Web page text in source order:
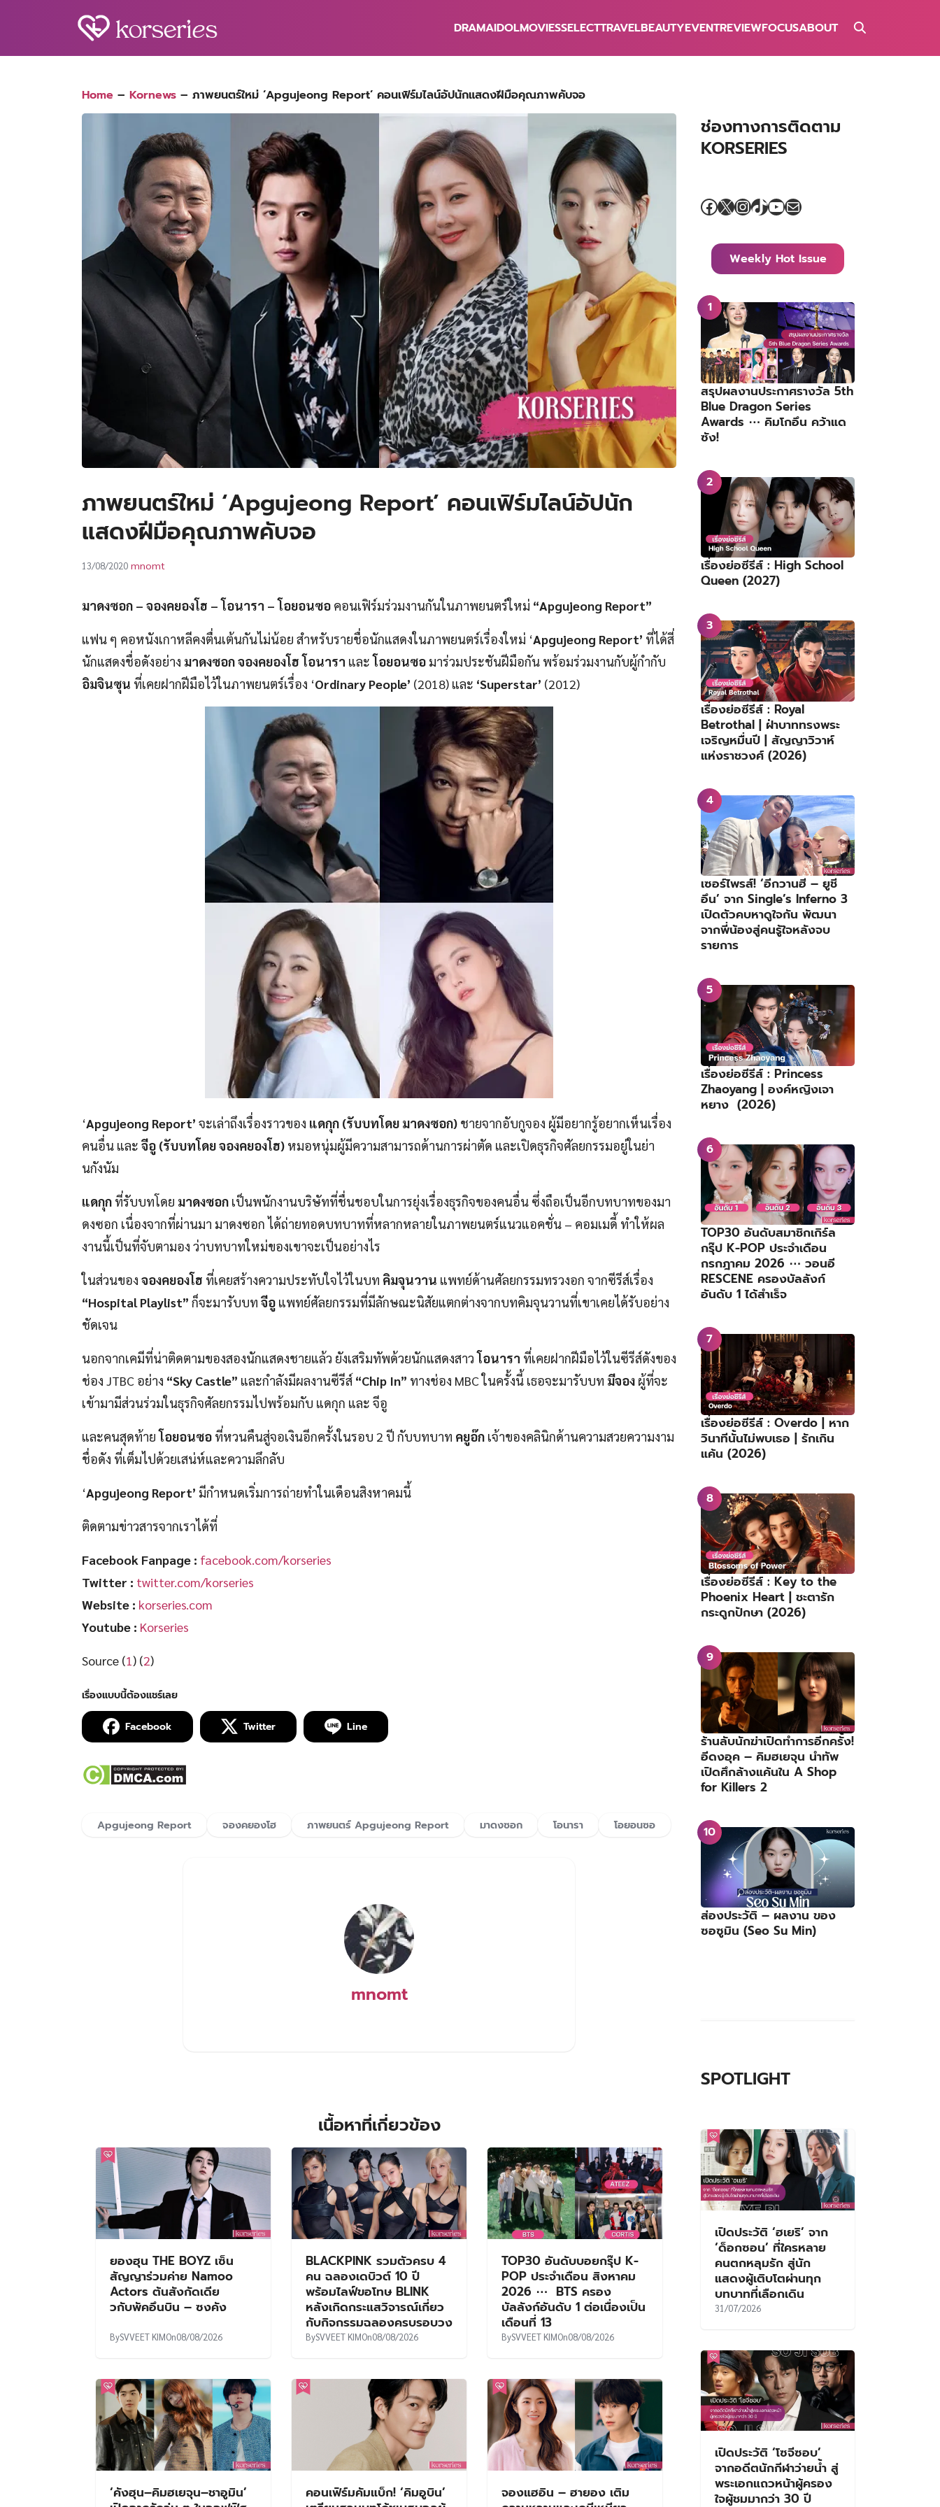
DRAMAIDOLMOVIESSELECTTRAVELBEAUTYEVENTREVIEWFOCUSABOUT
Home – Kornews – ภาพยนตร์ใหม่ ‘Apgujeong Report’ คอนเฟิร์มไลน์อัปนักแสดงฝีมือคุณภาพคับจอ
ภาพยนตร์ใหม่ ‘Apgujeong Report’ คอนเฟิร์มไลน์อัปนัก
แสดงฝีมือคุณภาพคับจอ
13/08/2020 mnomt
มาดงซอก – จองคยองโฮ – โอนารา – โอยอนซอ คอนเฟิร์มร่วมงานกันในภาพยนตร์ใหม่ “Apgujeong Report”
แฟน ๆ คอหนังเกาหลีคงตื่นเต้นกันไม่น้อย สำหรับรายชื่อนักแสดงในภาพยนตร์เรื่องใหม่ ‘Apgujeong Report’ ที่ได้สี่
นักแสดงชื่อดังอย่าง มาดงซอก จองคยองโฮ โอนารา และโอยอนซอ มาร่วมประชันฝีมือกัน พร้อมร่วมงานกับผู้กำกับ
อิมจินซุน ที่เคยฝากฝีมือไว้ในภาพยนตร์เรื่อง ‘Ordinary People’ (2018) และ ‘Superstar’ (2012)
‘Apgujeong Report’ จะเล่าถึงเรื่องราวของ แดกุก (รับบทโดย มาดงซอก) ชายจากอับกูจอง ผู้มีอยากรู้อยากเห็นเรื่อง
คนอื่น และ จีอู (รับบทโดย จองคยองโฮ) หมอหนุ่มผู้มีความสามารถด้านการผ่าตัด และเปิดธุรกิจศัลยกรรมอยู่ในย่า
นกังนัม
แดกุก ที่รับบทโดย มาดงซอก เป็นพนักงานบริษัทที่ชื่นชอบในการยุ่งเรื่องธุรกิจของคนอื่น ซึ่งถือเป็นอีกบทบาทของมา
ดงซอก เนื่องจากที่ผ่านมา มาดงซอก ได้ถ่ายทอดบทบาทที่หลากหลายในภาพยนตร์แนวแอคชั่น – คอมเมดี้ ทำให้ผล
งานนี้เป็นที่จับตามอง ว่าบทบาทใหม่ของเขาจะเป็นอย่างไร
ในส่วนของ จองคยองโฮ ที่เคยสร้างความประทับใจไว้ในบท คิมจุนวาน แพทย์ด้านศัลยกรรมทรวงอก จากซีรีส์เรื่อง
“Hospital Playlist” ก็จะมารับบท จีอู แพทย์ศัลยกรรมที่มีลักษณะนิสัยแตกต่างจากบทคิมจุนวานที่เขาเคยได้รับอย่าง
ชัดเจน
นอกจากเคมีที่น่าติดตามของสองนักแสดงชายแล้ว ยังเสริมทัพด้วยนักแสดงสาวโอนารา ที่เคยฝากฝีมือไว้ในซีรีส์ดังของ
ช่อง JTBC อย่าง “Sky Castle” และกำลังมีผลงานซีรีส์ “Chip In” ทางช่อง MBC ในครั้งนี้ เธอจะมารับบท มีจอง ผู้ที่จะ
เข้ามามีส่วนร่วมในธุรกิจศัลยกรรมไปพร้อมกับ แดกุก และ จีอู
และคนสุดท้ายโอยอนซอ ที่หวนคืนสู่จอเงินอีกครั้งในรอบ 2 ปี กับบทบาท คยูอ๊ก เจ้าของคลินิกด้านความสวยความงาม
ชื่อดัง ที่เต็มไปด้วยเสน่ห์และความลึกลับ
‘Apgujeong Report’ มีกำหนดเริ่มการถ่ายทำในเดือนสิงหาคมนี้
ติดตามข่าวสารจากเราได้ที่
Facebook Fanpage : facebook.com/korseries
Twitter : twitter.com/korseries
Website : korseries.com
Youtube : Korseries
Source (1) (2)
Facebook Twitter Line
Apgujeong Report จองคยองโฮ ภาพยนตร์ Apgujeong Report มาดงซอก โอนารา โอยอนซอ
mnomt
เนื้อหาที่เกี่ยวข้อง
ยองฮุน THE BOYZ เซ็น
สัญญาร่วมค่าย Namoo
Actors ต้นสังกัดเดีย
วกับพัคอึนบิน – ซงคัง
BySVVEET KIMOn08/08/2026
BLACKPINK รวมตัวครบ 4
คน ฉลองเดบิวต์ 10 ปี
พร้อมไลฟ์ขอโทษ BLINK
หลังเกิดกระแสวิจารณ์เกี่ยว
กับกิจกรรมฉลองครบรอบวง
BySVVEET KIMOn08/08/2026
TOP30 อันดับบอยกรุ๊ป K-
POP ประจำเดือน สิงหาคม
2026 ⋯ BTS ครอง
บัลลังก์อันดับ 1 ต่อเนื่องเป็น
เดือนที่ 13
BySVVEET KIMOn08/08/2026
‘คังฮุน–คิมฮเยจุน–ชาอูมิน’
คอนเฟิร์มคัมแบ็ก! ‘คิมอูบิน’
จองแฮอิน – ฮายอง เติม
ช่องทางการติดตาม
KORSERIES
Facebook
X Instagram
TikTok
YouTube
Mail
Weekly Hot Issue
สรุปผลงานประกาศรางวัล 5th
Blue Dragon Series
Awards ⋯ คิมโกอึน คว้าแด
ซัง!
เรื่องย่อซีรีส์ : High School
Queen (2027)
เรื่องย่อซีรีส์ : Royal
Betrothal | ฝ่าบาททรงพระ
เจริญหมื่นปี | สัญญาวิวาห์
แห่งราชวงศ์ (2026)
เซอร์ไพรส์! ‘อีกวานฮี – ยูชี
อึน’ จาก Single’s Inferno 3
เปิดตัวคบหาดูใจกัน พัฒนา
จากพี่น้องสู่คนรู้ใจหลังจบ
รายการ
เรื่องย่อซีรีส์ : Princess
Zhaoyang | องค์หญิงเจา
หยาง (2026)
TOP30 อันดับสมาชิกเกิร์ล
กรุ๊ป K-POP ประจำเดือน
กรกฎาคม 2026 ⋯ วอนอี
RESCENE ครองบัลลังก์
อันดับ 1 ได้สำเร็จ
เรื่องย่อซีรีส์ : Overdo | หาก
วินาทีนั้นไม่พบเธอ | รักเกิน
แค้น (2026)
เรื่องย่อซีรีส์ : Key to the
Phoenix Heart | ชะตารัก
กระดูกปักษา (2026)
ร้านลับนักฆ่าเปิดทำการอีกครั้ง!
อีดงอุค – คิมฮเยจุน นำทัพ
เปิดศึกล้างแค้นใน A Shop
for Killers 2
ส่องประวัติ – ผลงาน ของ
ซอซูมิน (Seo Su Min)
SPOTLIGHT
เปิดประวัติ ‘ฮเยริ’ จาก
‘ด็อกซอน’ ที่ใครหลาย
คนตกหลุมรัก สู่นัก
แสดงผู้เติบโตผ่านทุก
บทบาทที่เลือกเดิน
31/07/2026
เปิดประวัติ ‘โซจีซอบ’
จากอดีตนักกีฬาว่ายน้ำ สู่
พระเอกแถวหน้าผู้ครอง
ใจผู้ชมมากว่า 30 ปี